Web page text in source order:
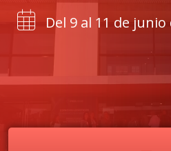
Del 9 al 11 de junio